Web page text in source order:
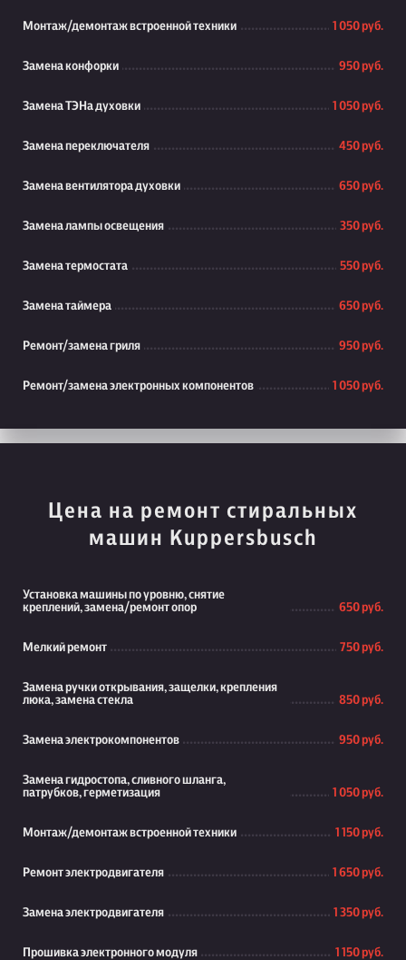
Монтаж/демонтаж встроенной техники 1 050 руб.
Замена конфорки 950 руб.
Замена ТЭНа духовки 1 050 руб.
Замена переключателя 450 руб.
Замена вентилятора духовки 650 руб.
Замена лампы освещения 350 руб.
Замена термостата 550 руб.
Замена таймера 650 руб.
Ремонт/замена гриля 950 руб.
Ремонт/замена электронных компонентов 1 050 руб.
Цена на ремонт стиральных
машин Kuppersbusch
Установка машины по уровню, снятие
креплений, замена/ремонт опор
650 руб.
Мелкий ремонт 750 руб.
Замена ручки открывания, защелки, крепления
люка, замена стекла
850 руб.
Замена электрокомпонентов 950 руб.
Замена гидростопа, сливного шланга,
патрубков, герметизация
1 050 руб.
Монтаж/демонтаж встроенной техники 1 150 руб.
Ремонт электродвигателя 1 650 руб.
Замена электродвигателя 1 350 руб.
Прошивка электронного модуля 1 150 руб.